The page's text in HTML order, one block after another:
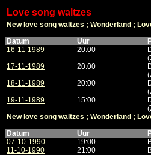
Love song waltzes
New love song waltzes ; Wonderland ;
Datum
Uur
16-11-1989
20:00
17-11-1989
20:00
18-11-1989
20:00
19-11-1989
15:00
New love song waltzes ; Wonderland ;
Datum
Uur
07-10-1990
19:00
11-10-1990
21:00